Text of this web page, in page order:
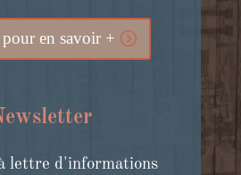
en savoir +
lettre d'informations